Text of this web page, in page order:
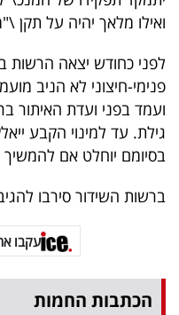
ופנאי
תיירות
TOP-
5
המילון
הכלכלי
40
UNDER
ואילו מלאך יהיה על תקן
לפני כחודש יצאה הרשות
פנימי-חיצוני לא הניב
ועמד בפני ועדת האיתור
בסיומם יוחלט אם
ברשות השידור סירבו
עקבו
הכתבות החמות